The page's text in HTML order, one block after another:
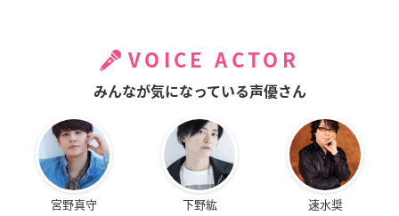
VOICE ACTOR
みんなが気になっている声優さん
宮野真守 下野紘 速水奨